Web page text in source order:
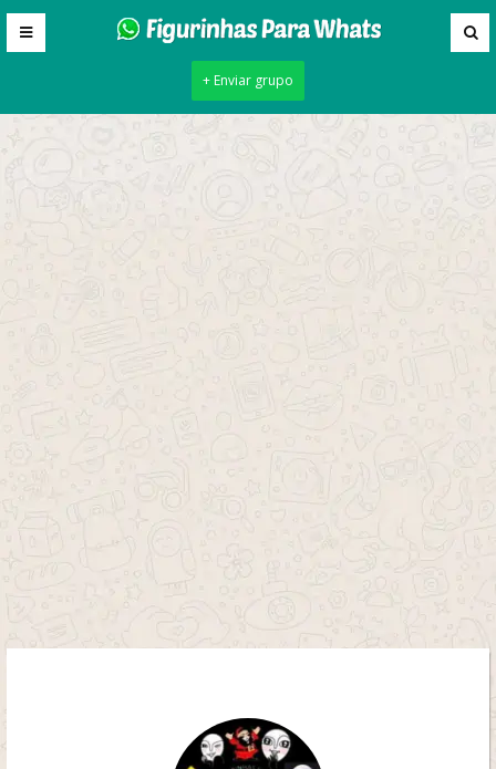
+ Enviar grupo